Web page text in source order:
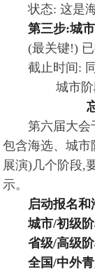
状态: 这是
第三步:城
(最关键!)
截止时间:
城市
第六届大会
包含海选、城
展演)几个阶段,
示。
启动报名和
城市/初级
省级/高级
全国/中外